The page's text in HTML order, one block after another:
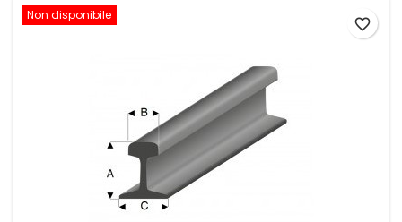
Non disponibile
favorite_border